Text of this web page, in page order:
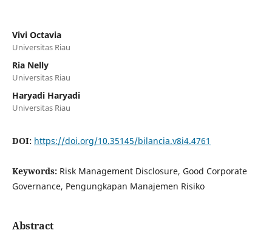
Vivi Octavia
Universitas Riau
Ria Nelly
Universitas Riau
Haryadi Haryadi
Universitas Riau
DOI: https://doi.org/10.35145/bilancia.v8i4.4761
Keywords: Risk Management Disclosure, Good Corporate
Governance, Pengungkapan Manajemen Risiko
Abstract